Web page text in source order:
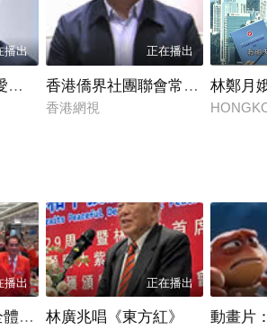
播出
國者治港原則
正在播出
香港僑界社團聯會常務副會長
香港網視
林鄭月
播出
與會嘉賓，面對國旗、莊嚴宣誓
正在播出
林廣兆唱《東方紅》 動畫片